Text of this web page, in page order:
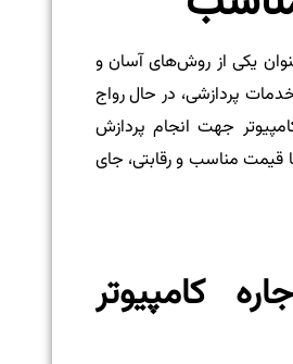
یکی از روش‌های آسان و
خدمات پردازشی، در حال رواج
جهت انجام پردازش
مناسب و رقابتی، جای
کامپیوتر